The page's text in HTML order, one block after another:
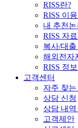
RISS란?
RISS 이
내 추천
RISS 자
복사/대
해외전자
RISS 정
고객센터
자주 찾는
상담 신청
상담 내역
고객제안